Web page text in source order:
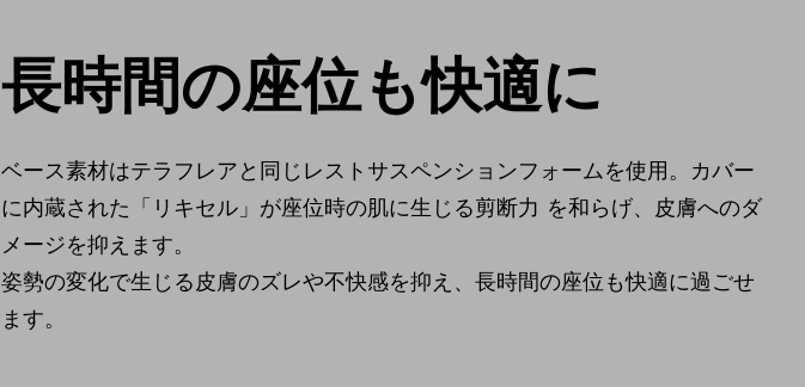
長時間の座位も快適に
ベース素材はテラフレアと同じレストサスペンションフォームを使用。カバー
に内蔵された「リキセル」が座位時の肌に生じる剪断力 を和らげ、皮膚へのダ
メージを抑えます。
姿勢の変化で生じる皮膚のズレや不快感を抑え、長時間の座位も快適に過ごせ
ます。